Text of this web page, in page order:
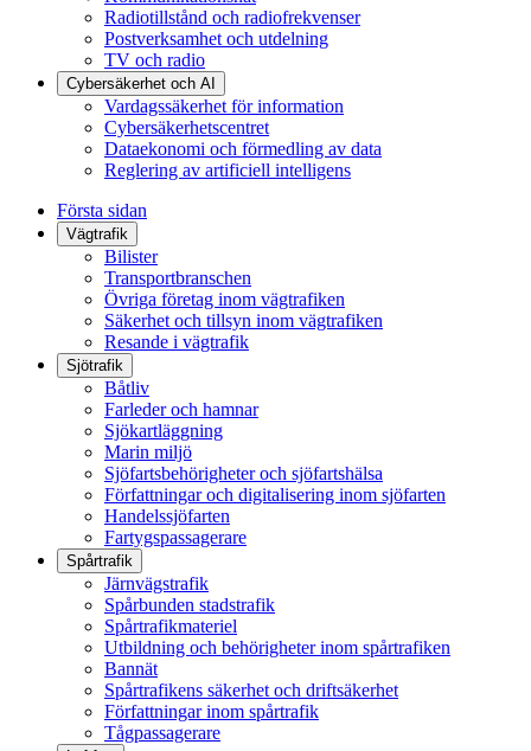
Radiotillstånd och radiofrekvenser
Postverksamhet och utdelning
TV och radio
Cybersäkerhet och AI
Vardagssäkerhet för information
Cybersäkerhetscentret
Dataekonomi och förmedling av data
Reglering av artificiell intelligens
Första sidan
Vägtrafik
Bilister
Transportbranschen
Övriga företag inom vägtrafiken
Säkerhet och tillsyn inom vägtrafiken
Resande i vägtrafik
Sjötrafik
Båtliv
Farleder och hamnar
Sjökartläggning
Marin miljö
Sjöfartsbehörigheter och sjöfartshälsa
Författningar och digitalisering inom sjöfarten
Handelssjöfarten
Fartygspassagerare
Spårtrafik
Järnvägstrafik
Spårbunden stadstrafik
Spårtrafikmateriel
Utbildning och behörigheter inom spårtrafiken
Bannät
Spårtrafikens säkerhet och driftsäkerhet
Författningar inom spårtrafik
Tågpassagerare